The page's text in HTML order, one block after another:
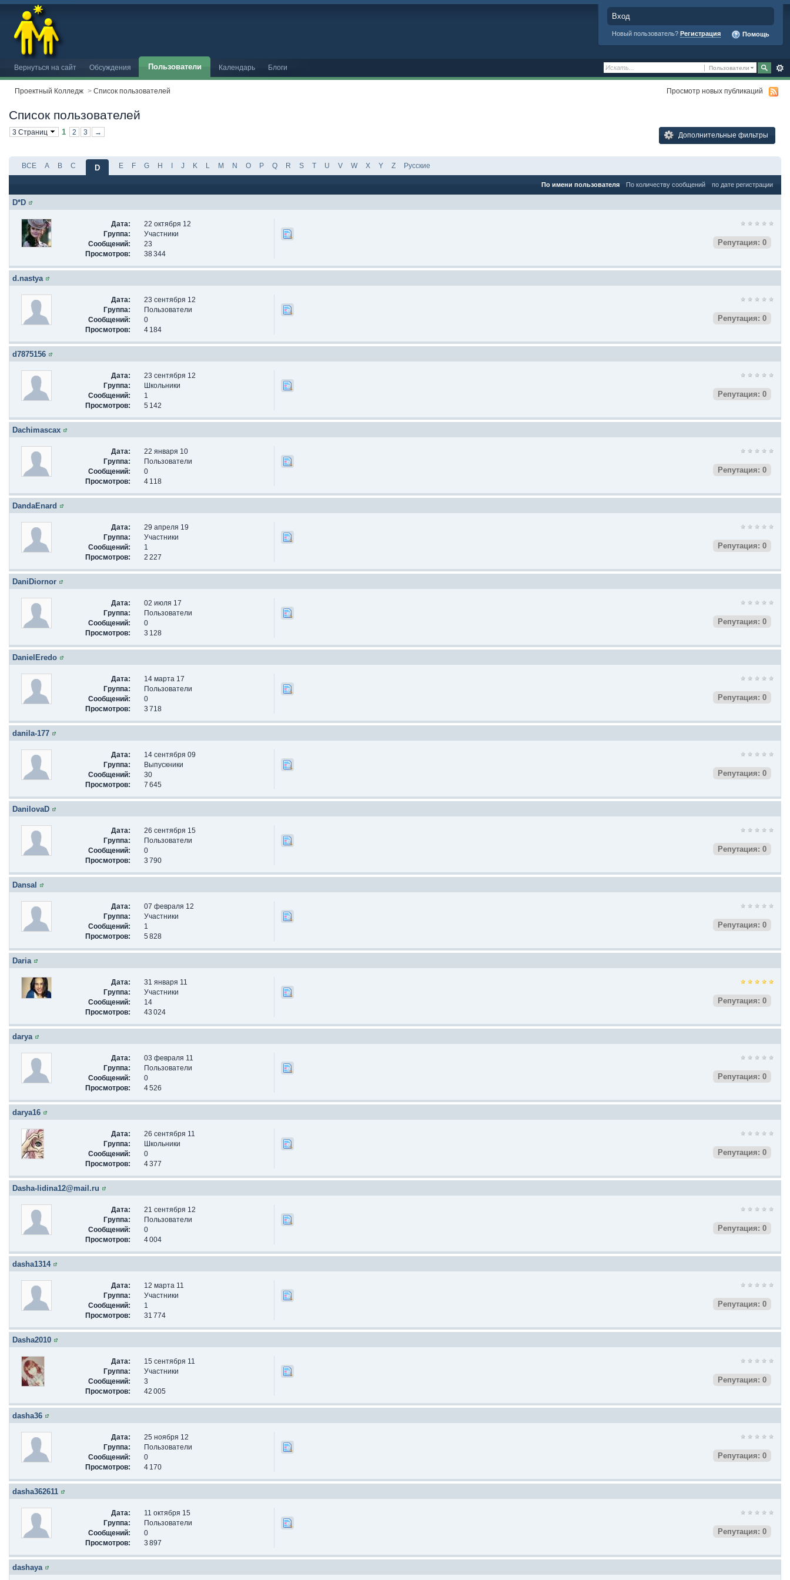
Вход
Новый пользователь? Регистрация Помощь
Пользователи
Вернуться на сайт Обсуждения Пользователи Календарь Блоги
Проектный Колледж > Список пользователей Просмотр новых публикаций
Список пользователей
3 Страниц 1 2 3 → Дополнительные фильтры
ВСЕ A B C D E F G H I J K L M N O P Q R S T U V W X Y Z Русские
По имени пользователя По количеству сообщений по дате регистрации
D*D
Дата:
22 октября 12
Группа:
Участники
Сообщений:
23
Просмотров:
38 344
Репутация: 0
d.nastya
Дата:
23 сентября 12
Группа:
Пользователи
Сообщений:
0
Просмотров:
4 184
Репутация: 0
d7875156
Дата:
23 сентября 12
Группа:
Школьники
Сообщений:
1
Просмотров:
5 142
Репутация: 0
Dachimascax
Дата:
22 января 10
Группа:
Пользователи
Сообщений:
0
Просмотров:
4 118
Репутация: 0
DandaEnard
Дата:
29 апреля 19
Группа:
Участники
Сообщений:
1
Просмотров:
2 227
Репутация: 0
DaniDiornor
Дата:
02 июля 17
Группа:
Пользователи
Сообщений:
0
Просмотров:
3 128
Репутация: 0
DanielEredo
Дата:
14 марта 17
Группа:
Пользователи
Сообщений:
0
Просмотров:
3 718
Репутация: 0
danila-177
Дата:
14 сентября 09
Группа:
Выпускники
Сообщений:
30
Просмотров:
7 645
Репутация: 0
DanilovaD
Дата:
26 сентября 15
Группа:
Пользователи
Сообщений:
0
Просмотров:
3 790
Репутация: 0
Dansal
Дата:
07 февраля 12
Группа:
Участники
Сообщений:
1
Просмотров:
5 828
Репутация: 0
Daria
Дата:
31 января 11
Группа:
Участники
Сообщений:
14
Просмотров:
43 024
Репутация: 0
darya
Дата:
03 февраля 11
Группа:
Пользователи
Сообщений:
0
Просмотров:
4 526
Репутация: 0
darya16
Дата:
26 сентября 11
Группа:
Школьники
Сообщений:
0
Просмотров:
4 377
Репутация: 0
Dasha-lidina12@mail.ru
Дата:
21 сентября 12
Группа:
Пользователи
Сообщений:
0
Просмотров:
4 004
Репутация: 0
dasha1314
Дата:
12 марта 11
Группа:
Участники
Сообщений:
1
Просмотров:
31 774
Репутация: 0
Dasha2010
Дата:
15 сентября 11
Группа:
Участники
Сообщений:
3
Просмотров:
42 005
Репутация: 0
dasha36
Дата:
25 ноября 12
Группа:
Пользователи
Сообщений:
0
Просмотров:
4 170
Репутация: 0
dasha362611
Дата:
11 октября 15
Группа:
Пользователи
Сообщений:
0
Просмотров:
3 897
Репутация: 0
dashaya